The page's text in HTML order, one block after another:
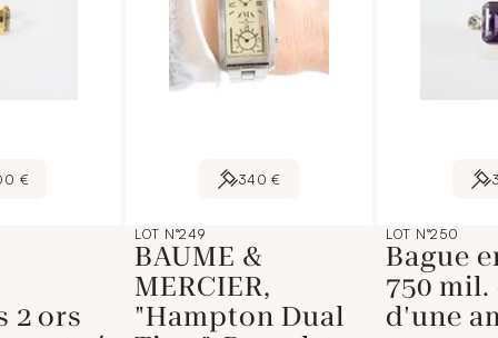
€
2 ors
340 €
LOT N°249
BAUME &
MERCIER,
"Hampton Dual
LOT N°250
Bague
750
d'une